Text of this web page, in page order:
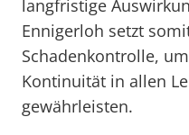
langfristige
Ennigerloh setzt
Schadenkontrolle,
Kontinuität in allen
gewährleisten.